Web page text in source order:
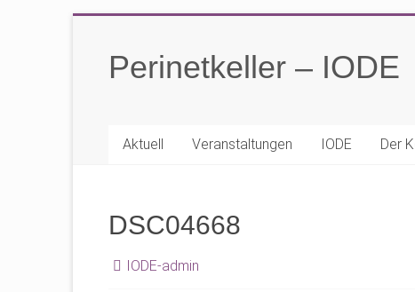
springenPerinetkeller – IODE
Aktuell Veranstaltungen IODE Der
DSC04668
IODE-admin